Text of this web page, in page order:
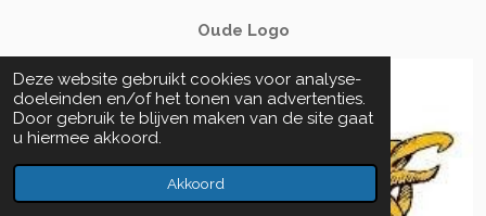
Deze website gebruikt cookies voor analyse-
doeleinden en/of het tonen van advertenties.
Door gebruik te blijven maken van de site gaat
u hiermee akkoord.
Akkoord
Oude Logo